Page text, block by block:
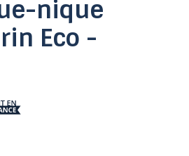
nique
Eco -